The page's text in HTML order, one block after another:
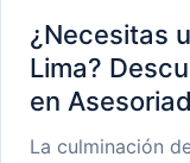
¿Necesitas
Lima?
en
La culminación